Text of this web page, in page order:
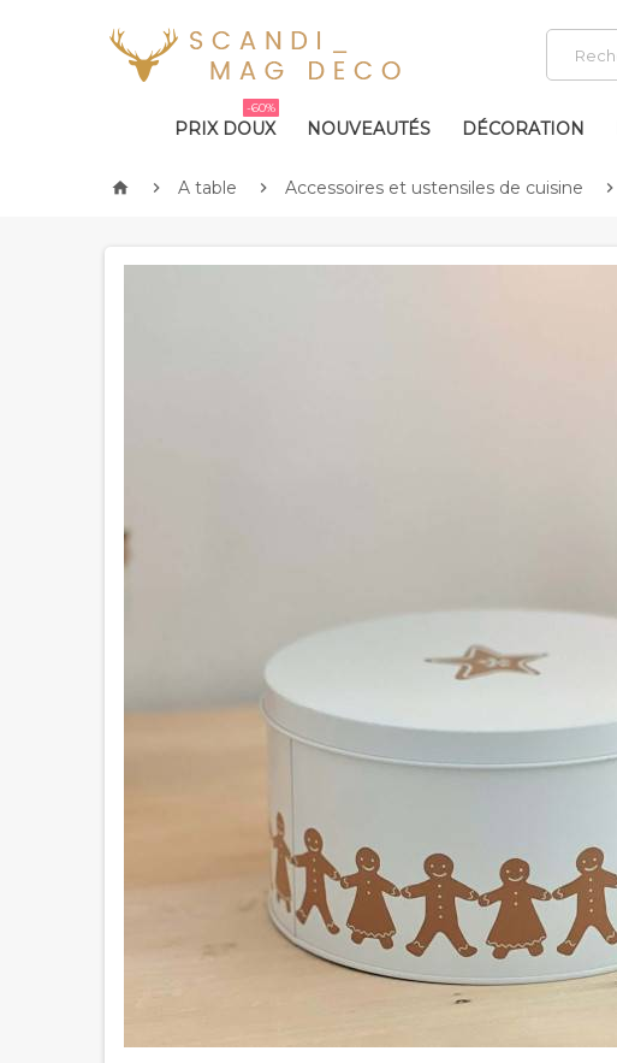
PRIX DOUX
-60%
NOUVEAUTÉS DÉCORATION
  A table  Accessoires et ustensiles de cuisine 